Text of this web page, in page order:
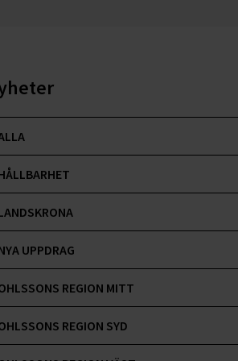
UPPDRAG
REGION MITT
REGION SYD